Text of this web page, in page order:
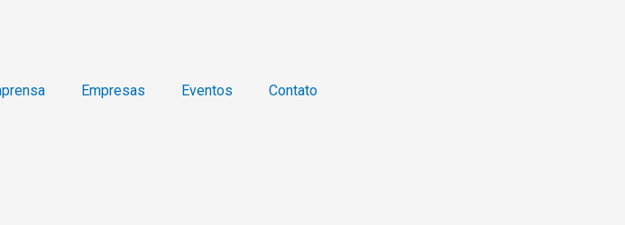
Empresas Eventos Contato